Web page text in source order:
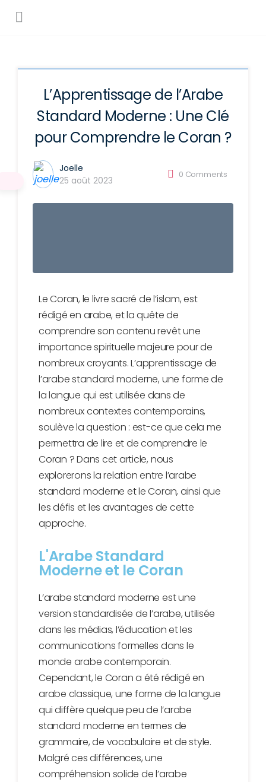
L’Apprentissage de l’Arabe
Standard Moderne : Une Clé
pour Comprendre le Coran ?
Joelle
25 août 2023
0 Comments
Le Coran, le livre sacré de l’islam, est
rédigé en arabe, et la quête de
comprendre son contenu revêt une
importance spirituelle majeure pour de
nombreux croyants. L’apprentissage de
l’arabe standard moderne, une forme de
la langue qui est utilisée dans de
nombreux contextes contemporains,
soulève la question : est-ce que cela me
permettra de lire et de comprendre le
Coran ? Dans cet article, nous
explorerons la relation entre l’arabe
standard moderne et le Coran, ainsi que
les défis et les avantages de cette
approche.
L'Arabe Standard
Moderne et le Coran
L’arabe standard moderne est une
version standardisée de l’arabe, utilisée
dans les médias, l’éducation et les
communications formelles dans le
monde arabe contemporain.
Cependant, le Coran a été rédigé en
arabe classique, une forme de la langue
qui diffère quelque peu de l’arabe
standard moderne en termes de
grammaire, de vocabulaire et de style.
Malgré ces différences, une
compréhension solide de l’arabe